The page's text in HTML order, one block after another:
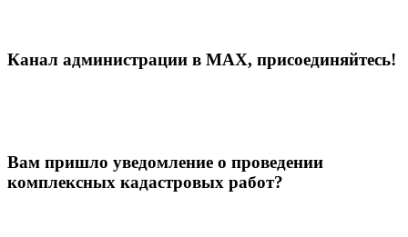
Канал администрации в МАХ, присоединяйтесь!
Вам пришло уведомление о проведении
комплексных кадастровых работ?